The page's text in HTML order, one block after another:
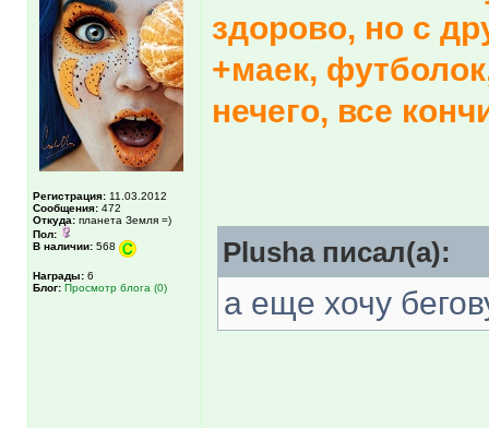
Регистрация: 11.03.2012
Сообщения: 472
Откуда: планета Земля =)
Пол:
В наличии: 568
Награды: 6
Блог: Просмотр блога (0)
здорово, но с
+маек,
нечего, все
Plusha писал(а):
а еще хочу